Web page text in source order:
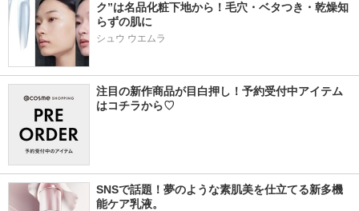
ク”は名品化粧下地から！毛穴・ベタつき・乾燥知
らずの肌に
シュウ ウエムラ
注目の新作商品が目白押し！予約受付中アイテム
はコチラから♡
SNSで話題！夢のような素肌美を仕立てる新多機
能ケア乳液。